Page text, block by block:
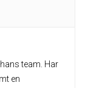
team. Har
en